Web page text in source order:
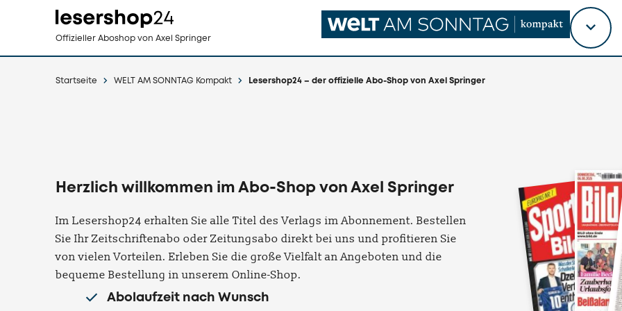
zum
Offizieller Aboshop von Axel Springer
Titel
Startseite WELT AM SONNTAG Kompakt Lesershop24 – der offizielle Abo-Shop von Axel Springer
Herzlich willkommen im Abo-Shop von Axel Springer
Im Lesershop24 erhalten Sie alle Titel des Verlags im Abonnement. Bestellen
Sie Ihr Zeitschriftenabo oder Zeitungsabo direkt bei uns und profitieren Sie
von vielen Vorteilen. Erleben Sie die große Vielfalt an Angeboten und die
bequeme Bestellung in unserem Online-Shop.
Abolaufzeit nach Wunsch